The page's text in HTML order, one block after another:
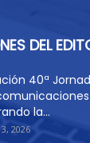
DEL
40ª
la...
2026